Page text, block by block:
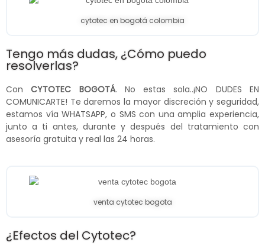
cytotec en bogotá colombia
Tengo más dudas, ¿Cómo puedo
resolverlas?
ConCYTOTEC BOGOTÁ. No estas sola..¡NO DUDES EN
COMUNICARTE! Te daremos la mayor discreción y seguridad,
estamos vía WHATSAPP, o SMS con una amplia experiencia,
junto a ti antes, durante y después del tratamiento con
asesoría gratuita y real las 24 horas.
venta cytotec bogota
¿Efectos del Cytotec?